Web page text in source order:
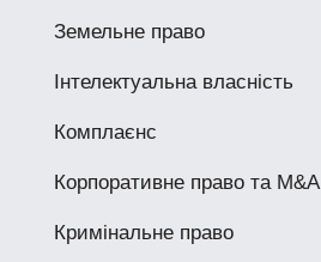
Земельне право
Інтелектуальна власність
Комплаєнс
Корпоративне право та M&A
Кримінальне право